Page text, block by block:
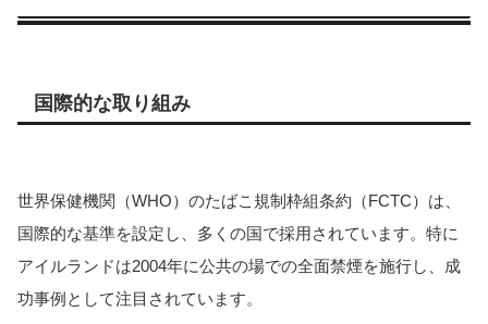
国際的な取り組み
世界保健機関（WHO）のたばこ規制枠組条約（FCTC）は、
国際的な基準を設定し、多くの国で採用されています。特に
アイルランドは2004年に公共の場での全面禁煙を施行し、成
功事例として注目されています。